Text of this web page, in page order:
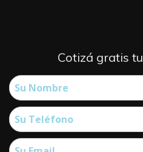
Cotizá gratis